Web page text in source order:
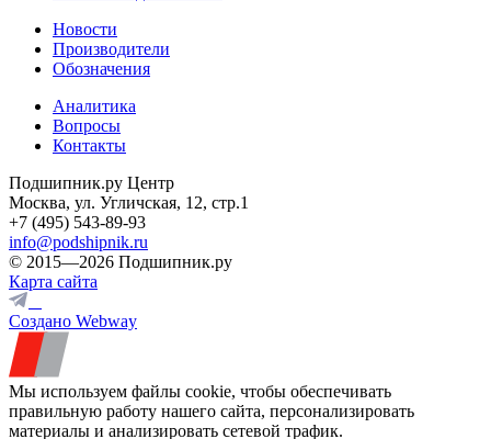
Новости
Производители
Обозначения
Аналитика
Вопросы
Контакты
Подшипник.ру Центр
Москва, ул. Угличская, 12, стр.1
+7 (495) 543-89-93
info@podshipnik.ru
© 2015—2026 Подшипник.ру
Карта сайта
Создано Webway
Мы используем файлы cookie, чтобы обеспечивать
правильную работу нашего сайта, персонализировать
материалы и анализировать сетевой трафик.